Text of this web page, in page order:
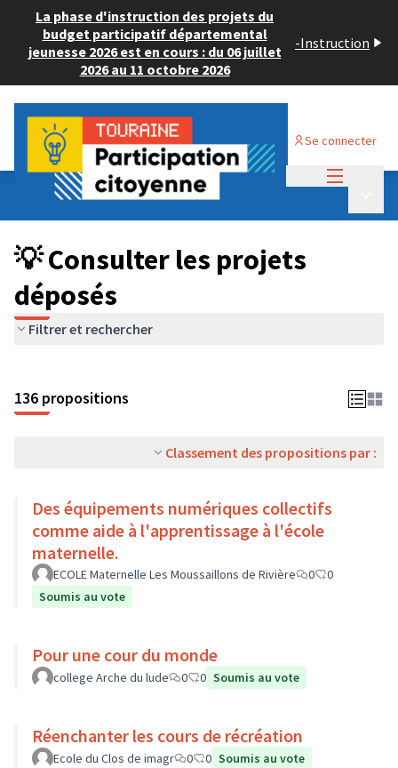
La phase d'instruction des projets du
budget participatif départemental
jeunesse 2026 est en cours : du 06 juillet
2026 au 11 octobre 2026
-Instruction
Se connecter
Budget Participatif JEUNESSE 2024
💡 Consulter les projets déposés
💡 Consulter les projets
déposés
Filtrer et rechercher
136 propositions
Classement des propositions par :
Des équipements numériques collectifs
comme aide à l'apprentissage à l'école
maternelle.
ECOLE Maternelle Les Moussaillons de Rivière 0
0
Soumis au vote
Pour une cour du monde
college Arche du lude 0 0 Soumis au vote
Réenchanter les cours de récréation
Ecole du Clos de imagr 0 0 Soumis au vote